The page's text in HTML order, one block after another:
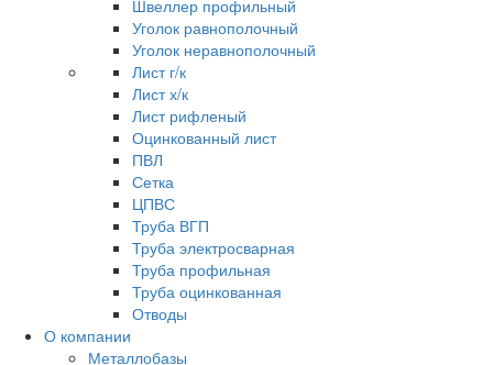
Швеллер профильный
Уголок равнополочный
Уголок неравнополочный
Лист г/к
Лист х/к
Лист рифленый
Оцинкованный лист
ПВЛ
Сетка
ЦПВС
Труба ВГП
Труба электросварная
Труба профильная
Труба оцинкованная
Отводы
О компании
Металлобазы